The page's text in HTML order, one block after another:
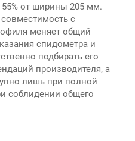
от ширины 205 мм.
с
меняет общий
спидометра и
подбирать его
производителя, а
лишь при полной
соблидении общего